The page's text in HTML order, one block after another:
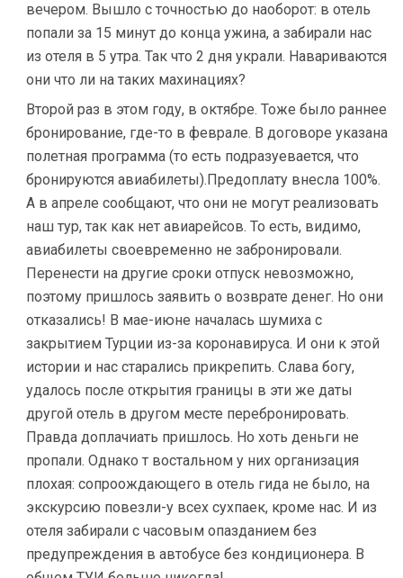
вечером. Вышло с точностью до наоборот: в отель
попали за 15 минут до конца ужина, а забирали нас
из отеля в 5 утра. Так что 2 дня украли. Навариваются
они что ли на таких махинациях?
Второй раз в этом году, в октябре. Тоже было раннее
бронирование, где-то в феврале. В договоре указана
полетная программа (то есть подразуевается, что
бронируются авиабилеты).Предоплату внесла 100%.
А в апреле сообщают, что они не могут реализовать
наш тур, так как нет авиарейсов. То есть, видимо,
авиабилеты своевременно не забронировали.
Перенести на другие сроки отпуск невозможно,
поэтому пришлось заявить о возврате денег. Но они
отказались! В мае-июне началась шумиха с
закрытием Турции из-за коронавируса. И они к этой
истории и нас старались прикрепить. Слава богу,
удалось после открытия границы в эти же даты
другой отель в другом месте перебронировать.
Правда доплачиать пришлось. Но хоть деньги не
пропали. Однако т востальном у них организация
плохая: сопроождающего в отель гида не было, на
экскурсию повезли-у всех сухпаек, кроме нас. И из
отеля забирали с часовым опазданием без
предупреждения в автобусе без кондиционера. В